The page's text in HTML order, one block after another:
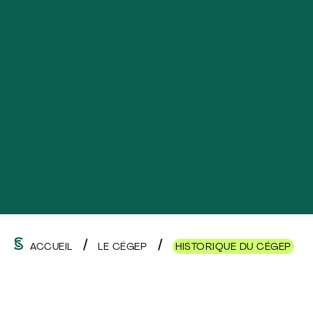
ACCUEIL LE CÉGEP HISTORIQUE DU CÉGEP